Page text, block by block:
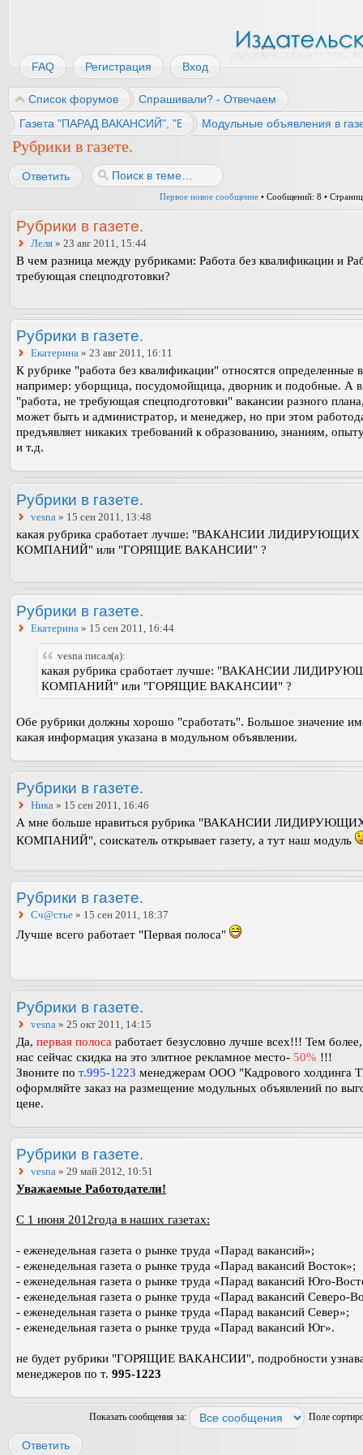
FAQ Регистрация Вход
Список форумов
Спрашивали? - Отвечаем
Газета "ПАРАД ВАКАНСИЙ", "ВСЕ НА РАБОТУ!""
Модульные объявления в
Рубрики в газете.
Ответить
Первое новое сообщение • Сообщений: 8 •
Рубрики в газете.
Леля » 23 авг 2011, 15:44
В чем разница между рубриками: Работа без квалификации и
требующая спецподготовки?
Рубрики в газете.
Екатерина » 23 авг 2011, 16:11
К рубрике "работа без квалификации" относятся определенные
например: уборщица, посудомойщица, дворник и подобные. А
"работа, не требующая спецподготовки" вакансии разного
может быть и администратор, и менеджер, но при этом
предъявляет никаких требований к образованию, знаниям,
и т.д.
Рубрики в газете.
vesna » 15 сен 2011, 13:48
какая рубрика сработает лучше: "ВАКАНСИИ ЛИДИРУЮЩИХ
КОМПАНИЙ" или "ГОРЯЩИЕ ВАКАНСИИ" ?
Рубрики в газете.
Екатерина » 15 сен 2011, 16:44
vesna писал(а):
какая рубрика сработает лучше: "ВАКАНСИИ
КОМПАНИЙ" или "ГОРЯЩИЕ ВАКАНСИИ" ?
Обе рубрики должны хорошо "сработать". Большое значение
какая информация указана в модульном объявлении.
Рубрики в газете.
Ника » 15 сен 2011, 16:46
А мне больше нравиться рубрика "ВАКАНСИИ
КОМПАНИЙ", соискатель открывает газету, а тут наш модуль
Рубрики в газете.
Сч@стье » 15 сен 2011, 18:37
Лучше всего работает "Первая полоса"
Рубрики в газете.
vesna » 25 окт 2011, 14:15
Да, первая полоса работает безусловно лучше всех!!! Тем
нас сейчас скидка на это элитное рекламное место- 50% !!!
Звоните по т.995-1223 менеджерам ООО "Кадрового холдинга
оформляйте заказ на размещение модульных объявлений по
цене.
Рубрики в газете.
vesna » 29 май 2012, 10:51
Уважаемые Работодатели!
С 1 июня 2012года в наших газетах:
- еженедельная газета о рынке труда «Парад вакансий»;
- еженедельная газета о рынке труда «Парад вакансий Восток»;
- еженедельная газета о рынке труда «Парад вакансий Юго-
- еженедельная газета о рынке труда «Парад вакансий Северо-
- еженедельная газета о рынке труда «Парад вакансий Север»;
- еженедельная газета о рынке труда «Парад вакансий Юг».
не будет рубрики "ГОРЯЩИЕ ВАКАНСИИ", подробности
менеджеров по т. 995-1223
Показать сообщения за: Поле
Ответить